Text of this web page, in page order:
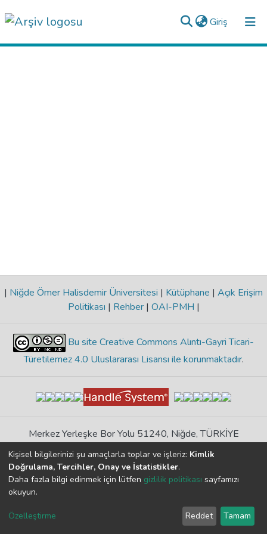
Giriş (current)
| Niğde Ömer Halisdemir Üniversitesi | Kütüphane | Açık Erişim
Politikası | Rehber | OAI-PMH |
Bu site Creative Commons Alıntı-Gayri Ticari-
Türetilemez 4.0 Uluslararası Lisansı ile korunmaktadır.
Merkez Yerleşke Bor Yolu 51240, Niğde, TÜRKİYE
İçerikte herhangi bir hata görürseniz lütfen bize bildirin
DSpace 7.6.1, Powered byİdeal DSpace
Çerez
Son Kullanıcı
Sözleşmesi
Geri
Bildirim
Kişisel bilgilerinizi şu amaçlarla toplar ve işleriz: Kimlik
Doğrulama, Tercihler, Onay ve İstatistikler.
Daha fazla bilgi edinmek için lütfen gizlilik politikası sayfamızı
okuyun.
Özelleştirme Reddet Tamam